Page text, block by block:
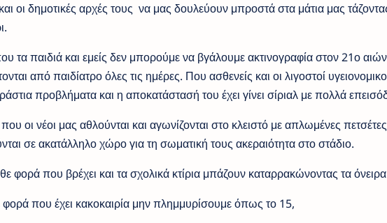
οι δημοτικές αρχές τους να μας δουλεύουν μπροστά στα μάτια μας
τα παιδιά και εμείς δεν μπορούμε να βγάλουμε ακτινογραφία στον 21ο
από παιδίατρο όλες τις ημέρες. Που ασθενείς και οι λιγοστοί
προβλήματα και η αποκατάστασή του έχει γίνει σίριαλ με πολλά
οι νέοι μας αθλούνται και αγωνίζονται στο κλειστό με απλωμένες
σε ακατάλληλο χώρο για τη σωματική τους ακεραιότητα στο στάδιο.
φορά που βρέχει και τα σχολικά κτίρια μπάζουν καταρρακώνοντας τα
που έχει κακοκαιρία μην πλημμυρίσουμε όπως το 15,